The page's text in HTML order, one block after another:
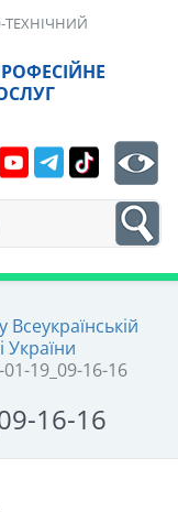
1
Всеукраїнській
України
19_09-16-16
16-16